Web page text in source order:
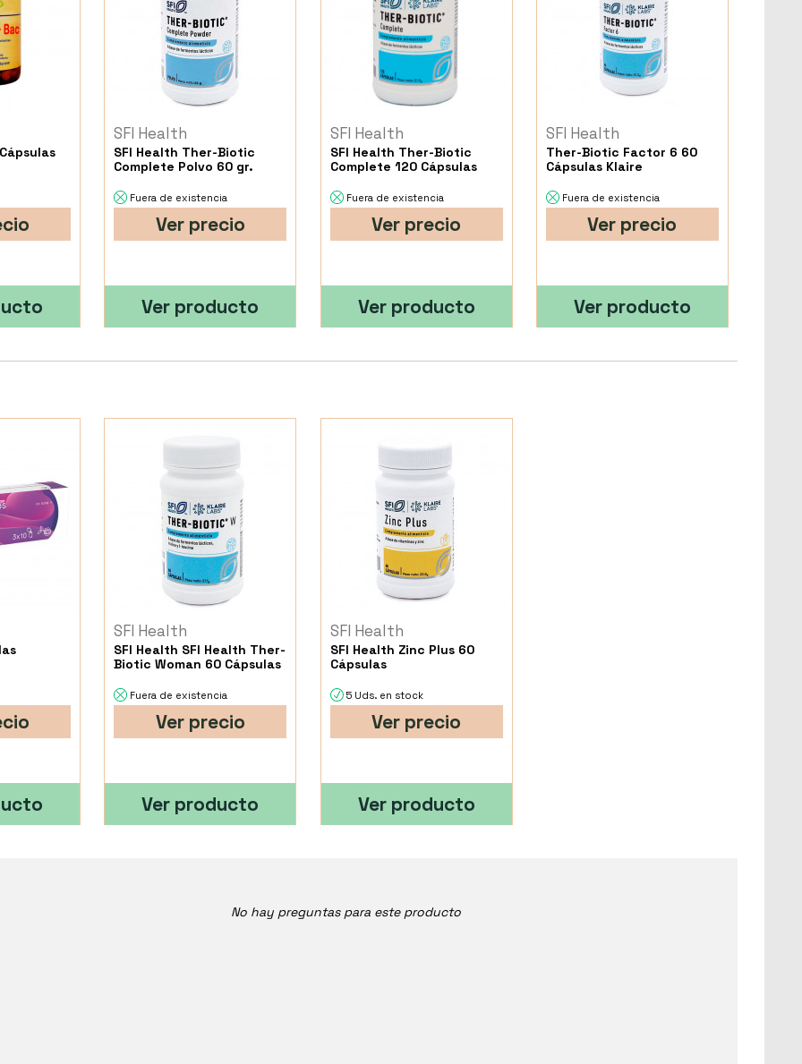
SFI Health
SFI Health Ther-Biotic
Complete Polvo 60 gr.
Fuera de existencia
Ver precio
Ver producto
SFI Health
SFI Health Ther-Biotic
Complete 120 Cápsulas
Fuera de existencia
Ver precio
Ver producto
SFI Health
Ther-Biotic Factor 6 60
Cápsulas Klaire
Fuera de existencia
Ver precio
Ver producto
SFI Health
SFI Health SFI Health Ther-
Biotic Woman 60 Cápsulas
Fuera de existencia
Ver precio
Ver producto
SFI Health
SFI Health Zinc Plus 60
Cápsulas
5 Uds. en stock
Ver precio
Ver producto
No hay preguntas para este producto